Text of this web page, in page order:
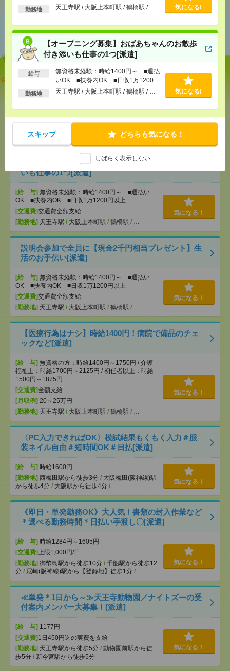
以上
勤務地 天王寺駅 / 大阪上本町駅 / 鶴橋駅 / … 気になる!
【オープニング募集】おばあちゃんのお散歩
付き添いも仕事の1つ[派遣]
給与
無資格未経験：時給1400円～ ■週払
いOK ■扶養内OK ■日収1万1200円
以上
勤務地 天王寺駅 / 大阪上本町駅 / 鶴橋駅 / … 気になる!
スキップ どちらも気になる！
しばらく表示しない
あなたの閲覧履歴からの
おすすめ
志望動機も履歴書も不要！日収1.1万円～＊未経験OK
の介護[派遣]
OK ■扶養内OK ■日収1万1200円以上
交通費全額支給
[勤務地]天王寺駅 /鶴橋駅/ …
【オープニング募集】おばあちゃんのお散歩付き添
いも仕事の1つ[派遣]
[給 与] 無資格未経験：時給1400円～ ■週払い
OK ■扶養内OK ■日収1万1200円以上
[交通費]交通費全額支給
[勤務地] 天王寺駅 / 大阪上本町駅 / 鶴橋駅 / …
気になる！
説明会参加で全員に【現金2千円相当プレゼント】生
活のお手伝い[派遣]
[給 与] 無資格未経験：時給1400円～ ■週払い
OK ■扶養内OK ■日収1万1200円以上
[交通費]交通費全額支給
[勤務地] 天王寺駅 / 大阪上本町駅 / 鶴橋駅 / …
気になる！
【医療行為はナシ】時給1400円！病院で備品のチェ
ックなど[派遣]
[給 与] 無資格の方：時給1400円～1750円 / 介護
福祉士：時給1700円～2125円 / 初任者以上：時給
1500円～1875円
[交通費]全額支給
[月収例] 20～25万円
[勤務地] 天王寺駅 / 大阪上本町駅 / 鶴橋駅 / …
気になる！
〈PC入力できればOK〉模試結果もくもく入力＃服
装ネイル自由＃短時間OK＃日払[派遣]
[給 与] 時給1600円
[勤務地] 西梅田駅から徒歩3分 / 大阪梅田(阪神線)駅
から徒歩4分 / 大阪駅から徒歩4分 / …
気になる！
《即日・単発勤務OK》大人気！書類の封入作業など
＊選べる勤務時間＊日払い手渡し〇[派遣]
[給 与] 時給1284円～1605円
[交通費] 上限1,000円/日
[勤務地] 御幣島駅から徒歩10分 / 千船駅から徒歩12
分 / 尼崎(阪神線)駅から【登録地】徒歩1分 / …
気になる！
≪単発＊1日から～≫天王寺動物園／ナイトズーの受
付案内メンバー大募集！[派遣]
[給 与] 1177円
[交通費] 1日450円迄の実費を支給
[勤務地] 天王寺駅から徒歩5分 / 動物園前駅から徒
歩5分 / 新今宮駅から徒歩5分
気になる！